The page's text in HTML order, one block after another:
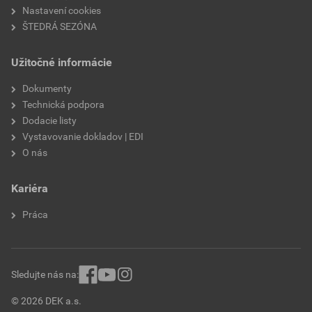
Nastavení cookies
ŠTEDRÁ SEZÓNA
Užitočné informácie
Dokumenty
Technická podpora
Dodacie listy
Vystavovanie dokladov | EDI
O nás
Kariéra
Práca
© 2026 DEK a.s.
Sledujte nás na: